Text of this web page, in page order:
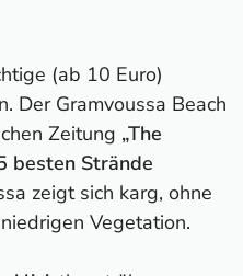
(ab 10 Euro)
Der Gramvoussa Beach
Zeitung „The
besten Strände
zeigt sich karg, ohne
Vegetation.